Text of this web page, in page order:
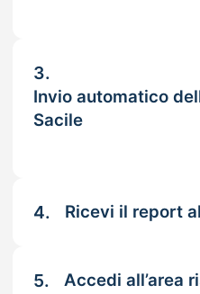
3.
Invio automatico
Sacile
4. Ricevi il report
5. Accedi all’area